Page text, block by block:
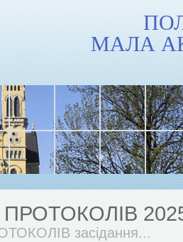
МАЛА
матеріали до
ПРОТОКОЛІВ
засідання...